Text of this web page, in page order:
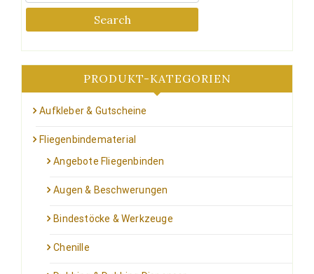
Produktseite
der
werden
Search
PRODUKT-KATEGORIEN
Aufkleber & Gutscheine
Fliegenbindematerial
Angebote Fliegenbinden
Augen & Beschwerungen
Bindestöcke & Werkzeuge
Chenille